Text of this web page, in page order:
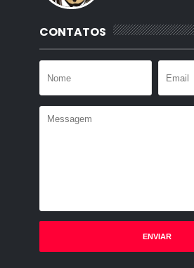
CONTATOS